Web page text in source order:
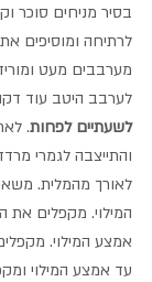
בסיר מניחים סוכר
לרתיחה ומוסיפים
מערבבים מעט
לערבב היטב עוד
לשעתיים לפחות.
והתייצבה לגמרי
לאורך מהמלית.
המילוי. מקפלים את
אמצע המילוי.
עד אמצע המילוי